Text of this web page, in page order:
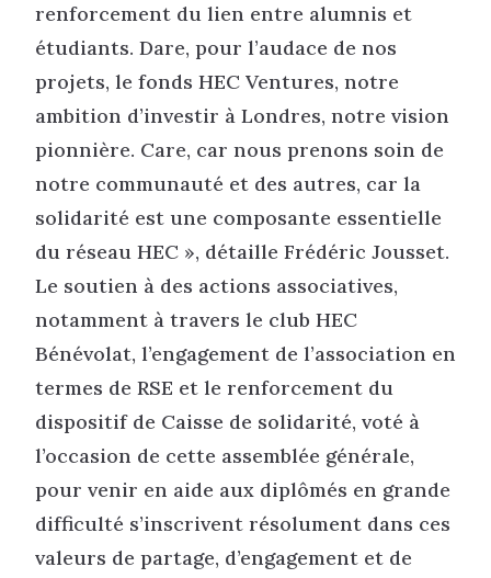
renforcement du lien entre alumnis et
étudiants. Dare, pour l’audace de nos
projets, le fonds HEC Ventures, notre
ambition d’investir à Londres, notre vision
pionnière. Care, car nous prenons soin de
notre communauté et des autres, car la
solidarité est une composante essentielle
du réseau HEC », détaille Frédéric Jousset.
Le soutien à des actions associatives,
notamment à travers le club HEC
Bénévolat, l’engagement de l’association en
termes de RSE et le renforcement du
dispositif de Caisse de solidarité, voté à
l’occasion de cette assemblée générale,
pour venir en aide aux diplômés en grande
difficulté s’inscrivent résolument dans ces
valeurs de partage, d’engagement et de